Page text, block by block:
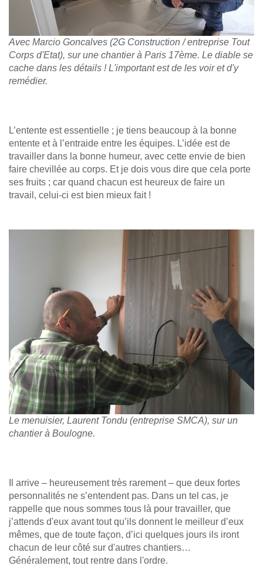
Avec Marcio Goncalves (2G Construction / entreprise Tout
Corps d'Etat), sur une chantier à Paris 17ème. Le diable se
cache dans les détails ! L'important est de les voir et d'y
remédier.
L’entente est essentielle ; je tiens beaucoup à la bonne
entente et à l’entraide entre les équipes. L’idée est de
travailler dans la bonne humeur, avec cette envie de bien
faire chevillée au corps. Et je dois vous dire que cela porte
ses fruits ; car quand chacun est heureux de faire un
travail, celui-ci est bien mieux fait !
Le menuisier, Laurent Tondu (entreprise SMCA), sur un
chantier à Boulogne.
Il arrive – heureusement très rarement – que deux fortes
personnalités ne s’entendent pas. Dans un tel cas, je
rappelle que nous sommes tous là pour travailler, que
j’attends d'eux avant tout qu’ils donnent le meilleur d’eux
mêmes, que de toute façon, d’ici quelques jours ils iront
chacun de leur côté sur d'autres chantiers…
Généralement, tout rentre dans l'ordre.